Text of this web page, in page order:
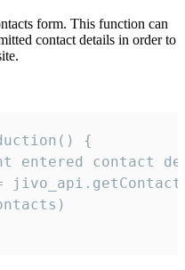
form. This function can
contact details in order to
{
entered contact